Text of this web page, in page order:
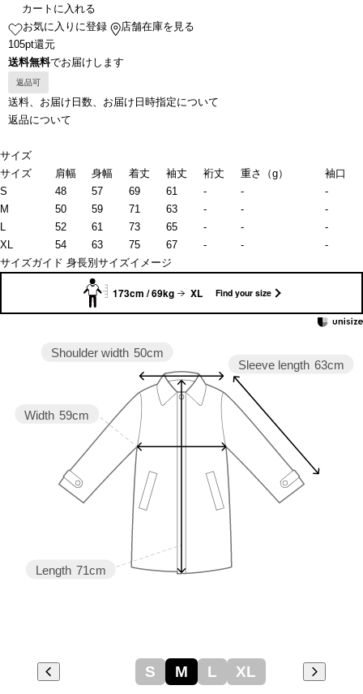
カートに入れる
お気に入りに登録
店舗在庫を見る
105pt還元
送料無料でお届けします
返品可
送料、お届け日数、お届け日時指定について
返品について
サイズ
サイズ
肩幅 身幅 着丈 袖丈 裄丈 重さ（g）
袖口
S
48 57 69 61 - -
-
M
50 59 71 63 - -
-
L
52 61 73 65 - -
-
XL
54 63 75 67 - -
-
サイズガイド 身長別サイズイメージ
173cm / 69kg XL Find your size
Sleeve length 63cm
Length 71cm
Width 59cm
Shoulder width 50cm
S M L XL